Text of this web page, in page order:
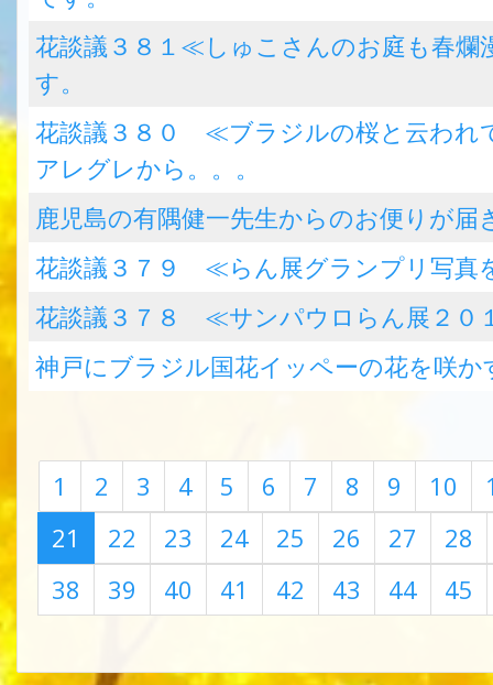
花談議３８１≪しゅこさんのお庭も春
す。
花談議３８０ ≪ブラジルの桜と云わ
アレグレから。。。
鹿児島の有隅健一先生からのお便りが届
花談議３７９ ≪らん展グランプリ写
花談議３７８ ≪サンパウロらん展２
神戸にブラジル国花イッペーの花を咲
1 2 3 4 5 6 7 8 9 10
21
22 23 24 25 26 27
28
38
39 40 41 42 43 44 45